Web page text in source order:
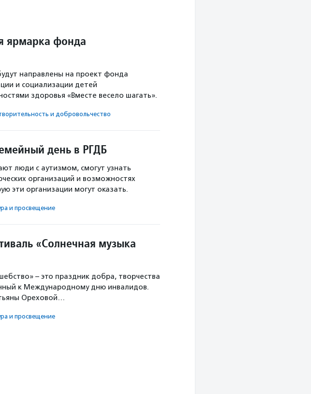
ярмарка фонда
направлены на проект фонда
и социализации детей
здоровья «Вместе весело шагать».
и доброволь­чест­во
день в РГДБ
люди с аутизмом, смогут узнать
организаций и возможностях
эти организации могут оказать.
и просвещение
«Солнечная музыка
– это праздник добра, творчества
к Международному дню инвалидов.
Ореховой…
и просвещение